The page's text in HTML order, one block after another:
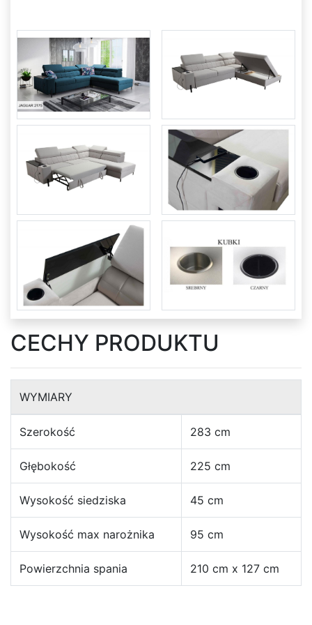
Ławki
Ławki
tapicerowane
Sofy
skandynawskie
Pufy
Biurka
Biurka
drewniane
Komody
Komody
Półki
CECHY PRODUKTU
WYMIARY
Szerokość 283 cm
Głębokość 225 cm
Wysokość siedziska 45 cm
Wysokość max narożnika 95 cm
Powierzchnia spania 210 cm x 127 cm